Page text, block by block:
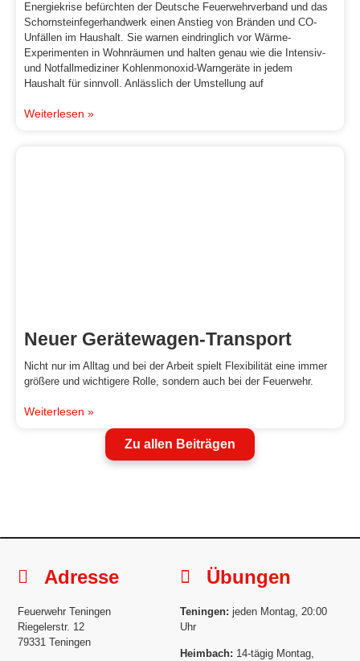
Energiekrise befürchten der Deutsche Feuerwehrverband und das
Schornsteinfegerhandwerk einen Anstieg von Bränden und CO-
Unfällen im Haushalt. Sie warnen eindringlich vor Wärme-
Experimenten in Wohnräumen und halten genau wie die Intensiv-
und Notfallmediziner Kohlenmonoxid-Warngeräte in jedem
Haushalt für sinnvoll. Anlässlich der Umstellung auf
Weiterlesen »
Neuer Gerätewagen-Transport
Nicht nur im Alltag und bei der Arbeit spielt Flexibilität eine immer
größere und wichtigere Rolle, sondern auch bei der Feuerwehr.
Weiterlesen »
Zu allen Beiträgen
Adresse
Feuerwehr Teningen
Riegelerstr. 12
79331 Teningen
Übungen
Teningen: jeden Montag, 20:00
Uhr
Heimbach: 14-tägig Montag,